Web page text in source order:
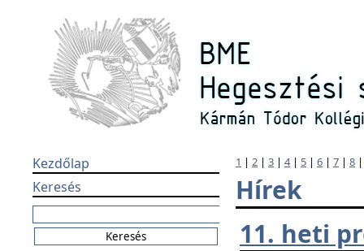
Kezdőlap
Keresés
1 | 2 | 3 | 4| 5 | 6 | 7 | 8
Hírek
11. heti